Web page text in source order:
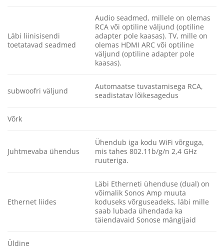
Läbi liinisisendi
toetatavad seadmed
Audio seadmed, millele on olemas
RCA või optiline väljund (optiline
adapter pole kaasas). TV, mille on
olemas HDMI ARC või optiline
väljund (optiline adapter pole
kaasas).
subwoofri väljund
Automaatse tuvastamisega RCA,
seadistatav lõikesagedus
Võrk
Juhtmevaba ühendus
Ühendub iga kodu WiFi võrguga,
mis tahes 802.11b/g/n 2,4 GHz
ruuteriga.
Ethernet liides
Läbi Etherneti ühenduse (dual) on
võimalik Sonos Amp muuta
koduseks võrguseadeks, läbi mille
saab lubada ühendada ka
täiendavaid Sonose mängijaid
Üldine